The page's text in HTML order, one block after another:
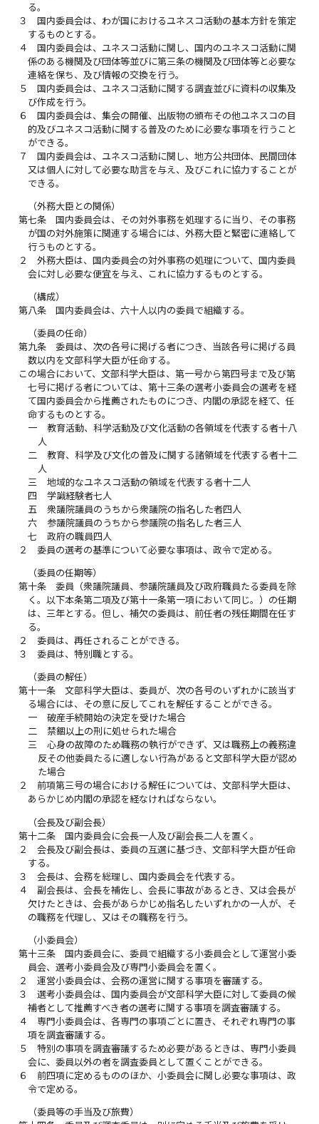
る。
３
国内委員会は、わが国におけるユネスコ活動の基本方針を策定
するものとする。
４
国内委員会は、ユネスコ活動に関し、国内のユネスコ活動に関
係のある機関及び団体等並びに第三条の機関及び団体等と必要な
連絡を保ち、及び情報の交換を行う。
５
国内委員会は、ユネスコ活動に関する調査並びに資料の収集及
び作成を行う。
６
国内委員会は、集会の開催、出版物の頒布その他ユネスコの目
的及びユネスコ活動に関する普及のために必要な事項を行うこと
ができる。
７
国内委員会は、ユネスコ活動に関し、地方公共団体、民間団体
又は個人に対して必要な助言を与え、及びこれに協力することが
できる。
（外務大臣との関係）
第七条
国内委員会は、その対外事務を処理するに当り、その事務
が国の対外施策に関連する場合には、外務大臣と緊密に連絡して
行うものとする。
２
外務大臣は、国内委員会の対外事務の処理について、国内委員
会に対し必要な便宜を与え、これに協力するものとする。
（構成）
第八条
国内委員会は、六十人以内の委員で組織する。
（委員の任命）
第九条
委員は、次の各号に掲げる者につき、当該各号に掲げる員
数以内を文部科学大臣が任命する。
この場合において、文部科学大臣は、第一号から第四号まで及び第
七号に掲げる者については、第十三条の選考小委員会の選考を経
て国内委員会から推薦されたものにつき、内閣の承認を経て、任
命するものとする。
一
教育活動、科学活動及び文化活動の各領域を代表する者十八
人
二
教育、科学及び文化の普及に関する諸領域を代表する者十二
人
三
地域的なユネスコ活動の領域を代表する者十二人
四
学識経験者七人
五
衆議院議員のうちから衆議院の指名した者四人
六
参議院議員のうちから参議院の指名した者三人
七
政府の職員四人
２
委員の選考の基準について必要な事項は、政令で定める。
（委員の任期等）
第十条
委員（衆議院議員、参議院議員及び政府職員たる委員を除
く。以下本条第二項及び第十一条第一項において同じ。）の任期
は、三年とする。但し、補欠の委員は、前任者の残任期間在任す
る。
２
委員は、再任されることができる。
３
委員は、特別職とする。
（委員の解任）
第十一条
文部科学大臣は、委員が、次の各号のいずれかに該当す
る場合には、その意に反してこれを解任することができる。
一
破産手続開始の決定を受けた場合
二
禁錮以上の刑に処せられた場合
三
心身の故障のため職務の執行ができず、又は職務上の義務違
反その他委員たるに適しない行為があると文部科学大臣が認め
た場合
２
前項第三号の場合における解任については、文部科学大臣は、
あらかじめ内閣の承認を経なければならない。
（会長及び副会長）
第十二条
国内委員会に会長一人及び副会長二人を置く。
２
会長及び副会長は、委員の互選に基づき、文部科学大臣が任命
する。
３
会長は、会務を総理し、国内委員会を代表する。
４
副会長は、会長を補佐し、会長に事故があるとき、又は会長が
欠けたときは、会長があらかじめ指名したいずれかの一人が、そ
の職務を代理し、又はその職務を行う。
（小委員会）
第十三条
国内委員会に、委員で組織する小委員会として運営小委
員会、選考小委員会及び専門小委員会を置く。
２
運営小委員会は、会務の運営に関する事項を審議する。
３
選考小委員会は、国内委員会が文部科学大臣に対して委員の候
補者として推薦すべき者の選考に関する事項を調査審議する。
４
専門小委員会は、各専門の事項ごとに置き、それぞれ専門の事
項を調査審議する。
５
特別の事項を調査審議するため必要があるときは、専門小委員
会に、委員以外の者を調査委員として置くことができる。
６
前四項に定めるもののほか、小委員会に関し必要な事項は、政
令で定める。
（委員等の手当及び旅費）